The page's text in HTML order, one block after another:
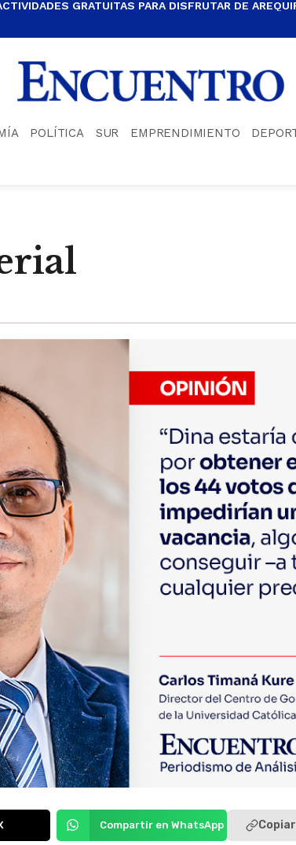
GRATUITAS PARA DISFRUTAR DE
POLÍTICA SUR EMPRENDIMIENTO
Compartir en WhatsApp